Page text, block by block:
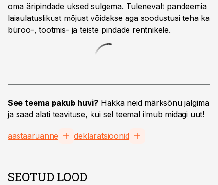
oma äripindade uksed sulgema. Tulenevalt pandeemia
laiaulatuslikust mõjust võidakse aga soodustusi teha ka
büroo-, tootmis- ja teiste pindade rentnikele.
See teema pakub huvi? Hakka neid märksõnu jälgima
ja saad alati teavituse, kui sel teemal ilmub midagi uut!
aastaaruanne deklaratsioonid
SEOTUD LOOD